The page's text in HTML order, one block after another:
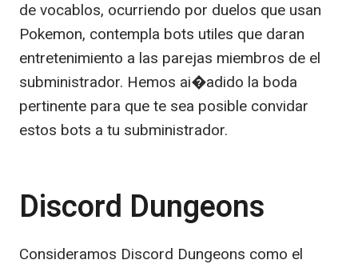
de vocablos, ocurriendo por duelos que usan
Pokemon, contempla bots utiles que daran
entretenimiento a las parejas miembros de el
subministrador. Hemos ai�adido la boda
pertinente para que te sea posible convidar
estos bots a tu subministrador.
Discord Dungeons
Consideramos Discord Dungeons como el